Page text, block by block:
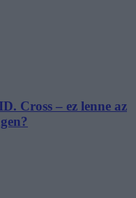
Cross – ez lenne az